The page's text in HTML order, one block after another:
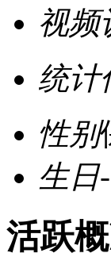
视频
统计
性别
生日-
活跃